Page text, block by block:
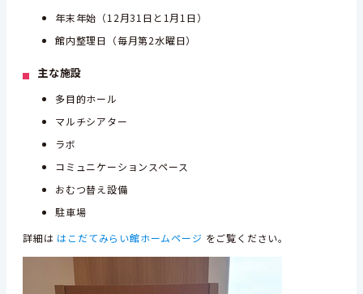
年末年始（12月31日と1月1日）
館内整理日（毎月第2水曜日）
主な施設
多目的ホール
マルチシアター
ラボ
コミュニケーションスペース
おむつ替え設備
駐車場
詳細は はこだてみらい館ホームページ をご覧ください。